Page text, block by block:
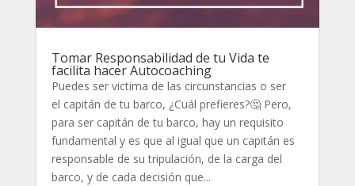
Tomar Responsabilidad de tu Vida te
facilita hacer Autocoaching
Puedes ser victima de las circunstancias o ser
el capitán de tu barco, ¿Cuál prefieres?🤔 Pero,
para ser capitán de tu barco, hay un requisito
fundamental y es que al igual que un capitán es
responsable de su tripulación, de la carga del
barco, y de cada decisión que...